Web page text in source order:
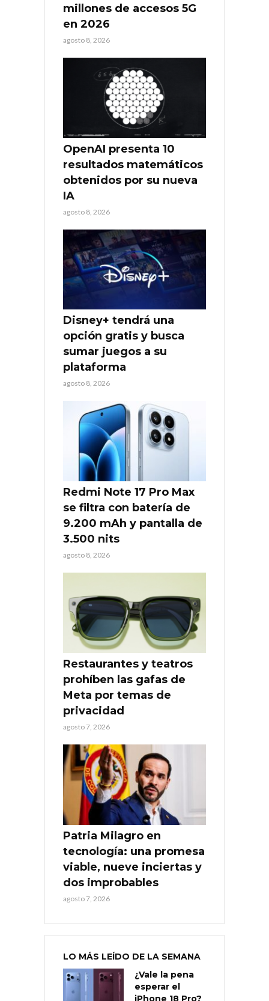
millones de accesos 5G
en 2026
agosto 8, 2026
OpenAI presenta 10
resultados matemáticos
obtenidos por su nueva
IA
agosto 8, 2026
Disney+ tendrá una
opción gratis y busca
sumar juegos a su
plataforma
agosto 8, 2026
Redmi Note 17 Pro Max
se filtra con batería de
9.200 mAh y pantalla de
3.500 nits
agosto 8, 2026
Restaurantes y teatros
prohíben las gafas de
Meta por temas de
privacidad
agosto 7, 2026
Patria Milagro en
tecnología: una promesa
viable, nueve inciertas y
dos improbables
agosto 7, 2026
LO MÁS LEÍDO DE LA SEMANA
¿Vale la pena
esperar el
iPhone 18 Pro?